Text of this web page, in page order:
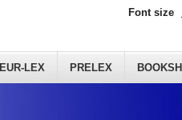
EUR-LEX PRELEX
Font size